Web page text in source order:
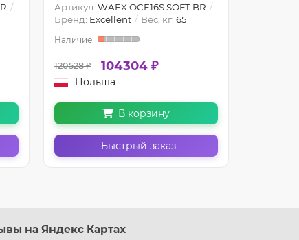
Артикул: WAEX.OCE16S.SOFT.BR
Бренд: Excellent Вес, кг: 65
120528 ₽ 104304 ₽
Польша
В корзину
Быстрый заказ
на Яндекс Картах